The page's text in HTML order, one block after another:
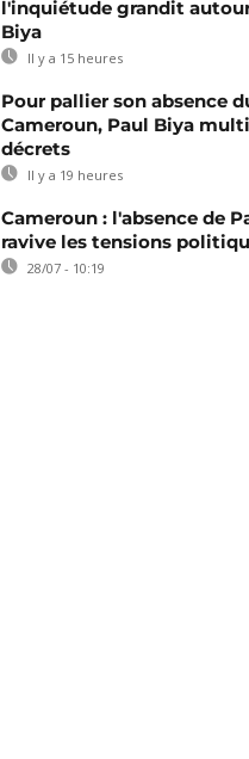
l'inquiétude grandit
Biya
Il y a 15 heures
Pour pallier son absence
Cameroun, Paul Biya
décrets
Il y a 19 heures
Cameroun : l'absence de
ravive les tensions
28/07 - 10:19